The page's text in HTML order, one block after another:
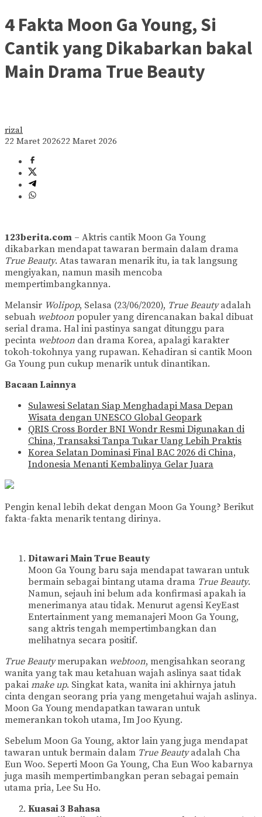
4 Fakta Moon Ga Young, Si
Cantik yang Dikabarkan bakal
Main Drama True Beauty
rizal
22 Maret 202622 Maret 2026
123berita.com – Aktris cantik Moon Ga Young
dikabarkan mendapat tawaran bermain dalam drama
True Beauty. Atas tawaran menarik itu, ia tak langsung
mengiyakan, namun masih mencoba
mempertimbangkannya.
Melansir Wolipop, Selasa (23/06/2020), True Beautyadalah
sebuah webtoon populer yang direncanakan bakal dibuat
serial drama. Hal ini pastinya sangat ditunggu para
pecinta webtoon dan drama Korea, apalagi karakter
tokoh-tokohnya yang rupawan. Kehadiran si cantik Moon
Ga Young pun cukup menarik untuk dinantikan.
Bacaan Lainnya
Sulawesi Selatan Siap Menghadapi Masa Depan
Wisata dengan UNESCO Global Geopark
QRIS Cross Border BNI Wondr Resmi Digunakan di
China, Transaksi Tanpa Tukar Uang Lebih Praktis
Korea Selatan Dominasi Final BAC 2026 di China,
Indonesia Menanti Kembalinya Gelar Juara
Pengin kenal lebih dekat dengan Moon Ga Young? Berikut
fakta-fakta menarik tentang dirinya.
Ditawari Main True Beauty
Moon Ga Young baru saja mendapat tawaran untuk
bermain sebagai bintang utama drama True Beauty.
Namun, sejauh ini belum ada konfirmasi apakah ia
menerimanya atau tidak. Menurut agensi KeyEast
Entertainment yang memanajeri Moon Ga Young,
sang aktris tengah mempertimbangkan dan
melihatnya secara positif.
True Beautymerupakan webtoon, mengisahkan seorang
wanita yang tak mau ketahuan wajah aslinya saat tidak
pakai make up. Singkat kata, wanita ini akhirnya jatuh
cinta dengan seorang pria yang mengetahui wajah aslinya.
Moon Ga Young mendapatkan tawaran untuk
memerankan tokoh utama, Im Joo Kyung.
Sebelum Moon Ga Young, aktor lain yang juga mendapat
tawaran untuk bermain dalam True Beautyadalah Cha
Eun Woo. Seperti Moon Ga Young, Cha Eun Woo kabarnya
juga masih mempertimbangkan peran sebagai pemain
utama pria, Lee Su Ho.
Kuasai 3 Bahasa